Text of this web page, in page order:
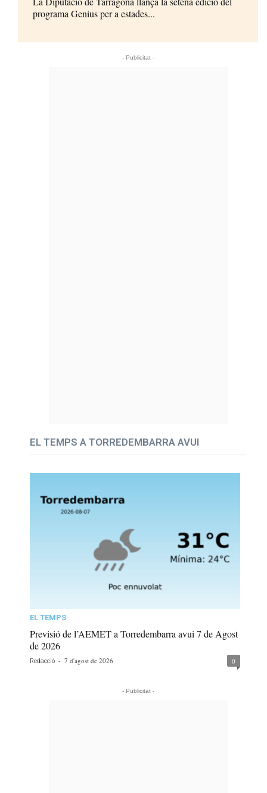
programa Genius per a estades...
- Publicitat -
EL TEMPS A TORREDEMBARRA AVUI
EL TEMPS
Previsió de l’AEMET a Torredembarra avui 7 de Agost
de 2026
Redacció - 7 d'agost de 2026 0
- Publicitat -